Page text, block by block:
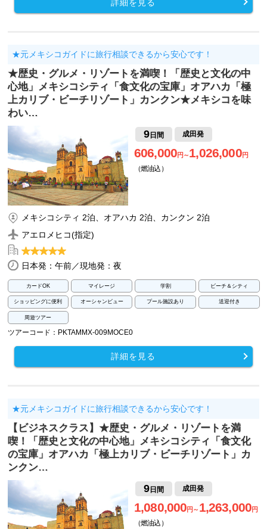
詳細を見る
★元メキシコガイドに旅行相談できるから安心です！
★歴史・グルメ・リゾートを満喫！「歴史と文化の中
心地」メキシコシティ「食文化の宝庫」オアハカ「極
上カリブ・ビーチリゾート」カンクン★メキシコを味
わい…
9日間 成田発
606,000円～1,026,000円
（燃油込）
メキシコシティ 2泊、オアハカ 2泊、カンクン 2泊
アエロメヒコ(指定)
日本発：午前／現地発：夜
カードOK マイレージ 学割 ビーチ＆シティ
ショッピングに便利 オーシャンビュー プール施設あり 送迎付き
周遊ツアー
ツアーコード：PKTAMMX-009MOCE0
詳細を見る
★元メキシコガイドに旅行相談できるから安心です！
【ビジネスクラス】★歴史・グルメ・リゾートを満
喫！「歴史と文化の中心地」メキシコシティ「食文化
の宝庫」オアハカ「極上カリブ・ビーチリゾート」カ
ンクン…
9日間 成田発
1,080,000円～ 1,263,000円
（燃油込）